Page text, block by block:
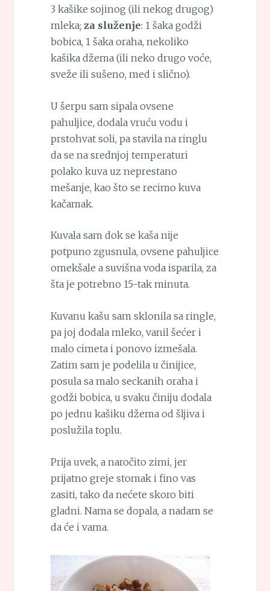
3 kašike sojinog (ili nekog drugog)
mleka; za služenje: 1 šaka godži
bobica, 1 šaka oraha, nekoliko
kašika džema (ili neko drugo voće,
sveže ili sušeno, med i slično).
U šerpu sam sipala ovsene
pahuljice, dodala vruću vodu i
prstohvat soli, pa stavila na ringlu
da se na srednjoj temperaturi
polako kuva uz neprestano
mešanje, kao što se recimo kuva
kačamak.
Kuvala sam dok se kaša nije
potpuno zgusnula, ovsene pahuljice
omekšale a suvišna voda isparila, za
šta je potrebno 15-tak minuta.
Kuvanu kašu sam sklonila sa ringle,
pa joj dodala mleko, vanil šećer i
malo cimeta i ponovo izmešala.
Zatim sam je podelila u činijice,
posula sa malo seckanih oraha i
godži bobica, u svaku činiju dodala
po jednu kašiku džema od šljiva i
poslužila toplu.
Prija uvek, a naročito zimi, jer
prijatno greje stomak i fino vas
zasiti, tako da nećete skoro biti
gladni. Nama se dopala, a nadam se
da će i vama.